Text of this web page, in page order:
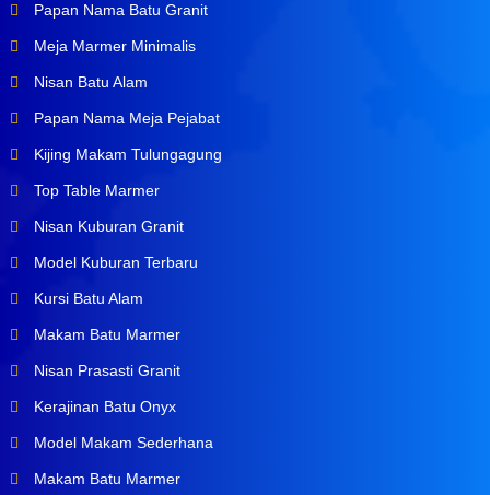
Papan Nama Batu Granit
Meja Marmer Minimalis
Nisan Batu Alam
Papan Nama Meja Pejabat
Kijing Makam Tulungagung
Top Table Marmer
Nisan Kuburan Granit
Model Kuburan Terbaru
Kursi Batu Alam
Makam Batu Marmer
Nisan Prasasti Granit
Kerajinan Batu Onyx
Model Makam Sederhana
Makam Batu Marmer